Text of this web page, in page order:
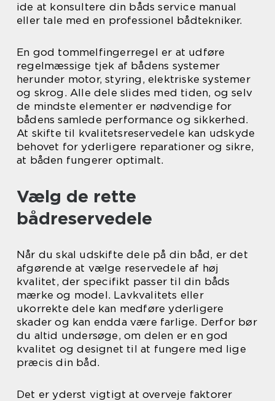
ide at konsultere din båds service manual
eller tale med en professionel bådtekniker.
En god tommelfingerregel er at udføre
regelmæssige tjek af bådens systemer
herunder motor, styring, elektriske systemer
og skrog. Alle dele slides med tiden, og selv
de mindste elementer er nødvendige for
bådens samlede performance og sikkerhed.
At skifte til kvalitetsreservedele kan udskyde
behovet for yderligere reparationer og sikre,
at båden fungerer optimalt.
Vælg de rette
bådreservedele
Når du skal udskifte dele på din båd, er det
afgørende at vælge reservedele af høj
kvalitet, der specifikt passer til din båds
mærke og model. Lavkvalitets eller
ukorrekte dele kan medføre yderligere
skader og kan endda være farlige. Derfor bør
du altid undersøge, om delen er en god
kvalitet og designet til at fungere med lige
præcis din båd.
Det er yderst vigtigt at overveje faktorer